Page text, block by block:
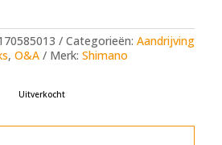
Categorieën: Aandrijving
, O&A Merk: Shimano
Uitverkocht